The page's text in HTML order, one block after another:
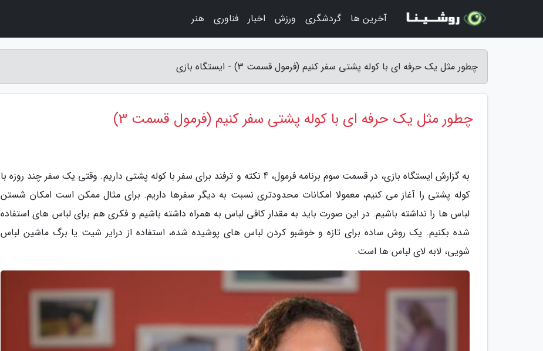
چطور مثل یک حرفه ای با کوله پشتی سفر کنیم (فرمول قسمت 3) - ایستگاه بازی
چطور مثل یک حرفه ای با کوله پشتی سفر کنیم (فرمول قسمت 3)
به گزارش ایستگاه بازی، در قسمت سوم برنامه فرمول، 4 نکته و ترفند برای سفر با کوله پشتی داریم. وقتی یک سفر چند روزه با
کوله پشتی را آغاز می کنیم، معمولا امکانات محدودتری نسبت به دیگر سفرها داریم. برای مثال ممکن است امکان شستن
لباس ها را نداشته باشیم. در این صورت باید به مقدار کافی لباس به همراه داشته باشیم و فکری هم برای لباس های استفاده
شده بکنیم. یک روش ساده برای تازه و خوشبو کردن لباس های پوشیده شده، استفاده از درایر شیت یا برگ ماشین لباس
شویی، لابه لای لباس ها است.
آخرین ها گردشگری ورزش اخبار فناوری هنر